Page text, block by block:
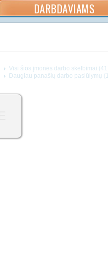
DARBDAVIAMS
Visi šios įmonės darbo skelbimai
Daugiau panašių darbo pasiūlymų